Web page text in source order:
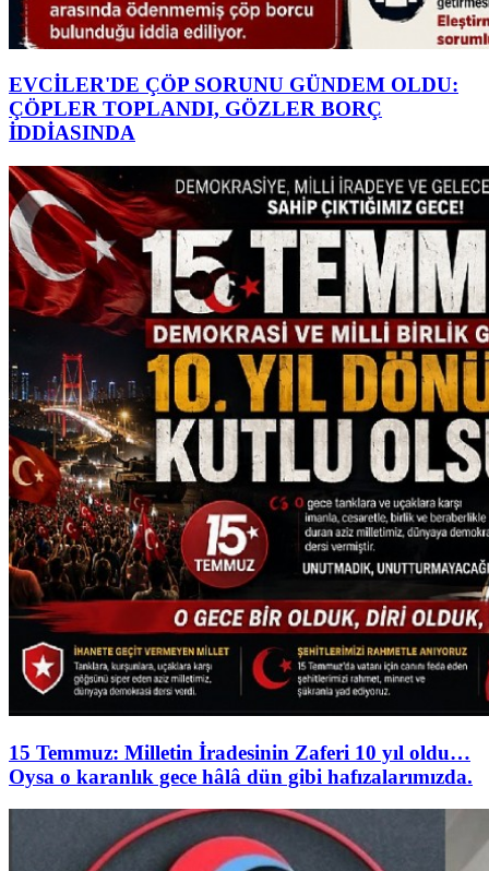
EVCİLER'DE ÇÖP SORUNU GÜNDEM OLDU:
ÇÖPLER TOPLANDI, GÖZLER BORÇ
İDDİASINDA
15 Temmuz: Milletin İradesinin Zaferi 10 yıl oldu…
Oysa o karanlık gece hâlâ dün gibi hafızalarımızda.